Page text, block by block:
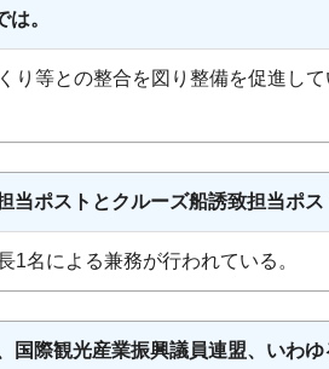
。
り等との整合を図り整備を促進し
当ポストとクルーズ船誘致担当ポ
1名による兼務が行われている。
国際観光産業振興議員連盟、いわ